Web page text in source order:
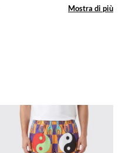
Mostra di più
Mostra di più